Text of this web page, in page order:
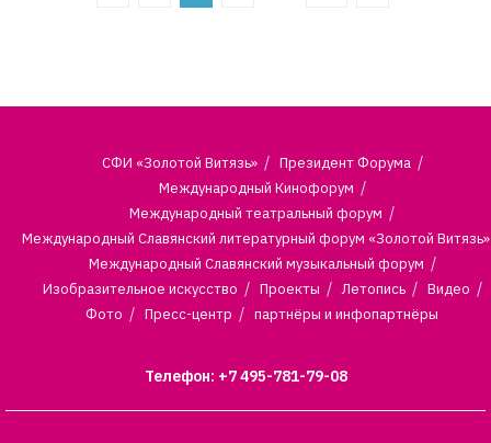
СФИ «Золотой Витязь»
Президент Форума
Международный Кинофорум
Международный театральный форум
Международный Славянский литературный форум «Золотой Витязь»
Международный Славянский музыкальный форум
Изобразительное искусство
Проекты Летопись
Видео
Фото
Пресс-центр партнёры и инфопартнёры
Телефон: +7 495-781-79-08